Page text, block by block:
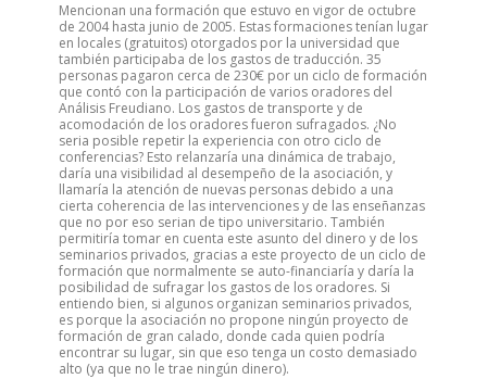
Mencionan una formación que estuvo en vigor de octubre
de 2004 hasta junio de 2005. Estas formaciones tenían lugar
en locales (gratuitos) otorgados por la universidad que
también participaba de los gastos de traducción. 35
personas pagaron cerca de 230€ por un ciclo de formación
que contó con la participación de varios oradores del
Análisis Freudiano. Los gastos de transporte y de
acomodación de los oradores fueron sufragados. ¿No
seria posible repetir la experiencia con otro ciclo de
conferencias? Esto relanzaría una dinámica de trabajo,
daría una visibilidad al desempeño de la asociación, y
llamaría la atención de nuevas personas debido a una
cierta coherencia de las intervenciones y de las enseñanzas
que no por eso serian de tipo universitario. También
permitiría tomar en cuenta este asunto del dinero y de los
seminarios privados, gracias a este proyecto de un ciclo de
formación que normalmente se auto-financiaría y daría la
posibilidad de sufragar los gastos de los oradores. Si
entiendo bien, si algunos organizan seminarios privados,
es porque la asociación no propone ningún proyecto de
formación de gran calado, donde cada quien podría
encontrar su lugar, sin que eso tenga un costo demasiado
alto (ya que no le trae ningún dinero).